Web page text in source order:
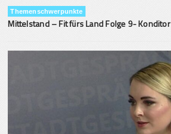
Themenschwerpunkte
Mittelstand – Fit fürs Land Folge 9- Konditor